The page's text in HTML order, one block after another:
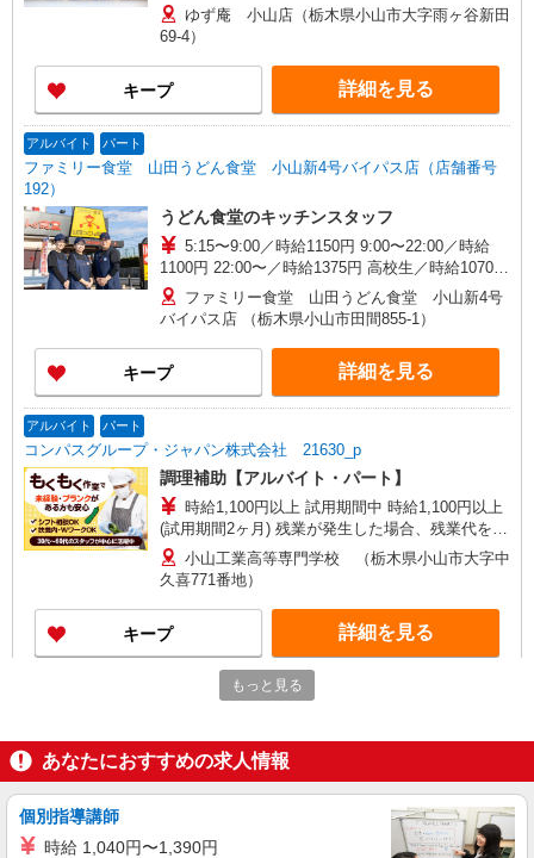
ゆず庵 小山店（栃木県小山市大字雨ヶ谷新田
69-4）
キープ 詳細を見る
アルバイト パート
ファミリー食堂 山田うどん食堂 小山新4号バイパス店（店舗番号
192）
うどん食堂のキッチンスタッフ
5:15〜9:00／時給1150円 9:00〜22:00／時給
1100円 22:00〜／時給1375円 高校生／時給1070円
日・祝日は時給50円アップ！（9時〜22時）
ファミリー食堂 山田うどん食堂 小山新4号
バイパス店 （栃木県小山市田間855-1）
キープ 詳細を見る
アルバイト パート
コンパスグループ・ジャパン株式会社 21630_p
調理補助【アルバイト・パート】
時給1,100円以上 試用期間中 時給1,100円以上
(試用期間2ヶ月) 残業が発生した場合、残業代を1
分単位で別途支給します。
小山工業高等専門学校 （栃木県小山市大字中
久喜771番地）
キープ 詳細を見る
調理師【アルバイト・パート】
時給1,300円以上 試用期間中 時給1,300円以上
(試用期間2ヶ月) 残業が発生した場合、残業代を1
小山工業高等専門学校 （栃木県小山市大字中
久喜771番地）
もっと見る
あなたにおすすめの求人情報
個別指導講師
時給 1,040円〜1,390円